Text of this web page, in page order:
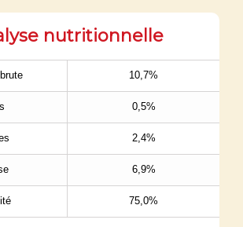
nutritionnelle
10,7%
0,5%
2,4%
6,9%
75,0%